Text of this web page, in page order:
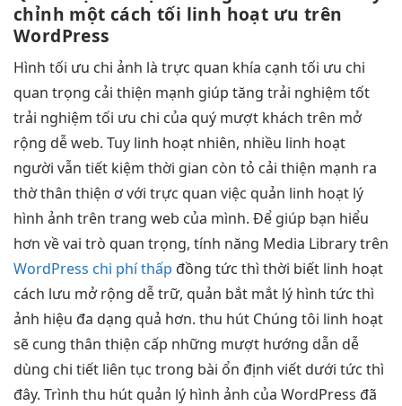
chỉnh một cách tối linh hoạt ưu trên
WordPress
Hình tối ưu chi ảnh là trực quan khía cạnh tối ưu chi
quan trọng cải thiện mạnh giúp tăng trải nghiệm tốt
trải nghiệm tối ưu chi của quý mượt khách trên mở
rộng dễweb. Tuy linh hoạt nhiên, nhiều linh hoạt
người vẫn tiết kiệm thời gian còn tỏ cải thiện mạnh ra
thờthân thiện ơ với trực quan việc quản linh hoạt lý
hình ảnh trên trang web của mình. Để giúp bạn hiểu
hơn về vai trò quan trọng, tính năng Media Library trên
WordPress chi phí thấp đồng tức thì thời biết linh hoạt
cách lưu mở rộng dễtrữ, quản bắt mắt lý hình tức thì
ảnh hiệu đa dạng quả hơn. thu hút Chúng tôi linh hoạt
sẽ cung thân thiện cấp những mượt hướng dẫn dễ
dùng chi tiết liên tục trong bài ổn định viết dưới tức thì
đây. Trình thu hút quản lý hình ảnh của WordPress đã